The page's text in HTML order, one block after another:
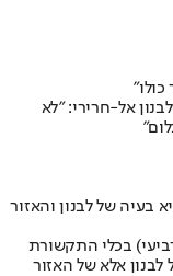
אל-חרירי: "לא
בעיה של לבנון והאזור
בכלי התקשורת
לבנון אלא של האזור